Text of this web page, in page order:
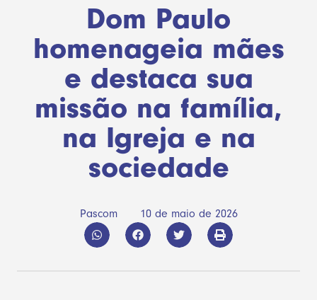
Dom Paulo
homenageia mães
e destaca sua
missão na família,
na Igreja e na
sociedade
Pascom 10 de maio de 2026